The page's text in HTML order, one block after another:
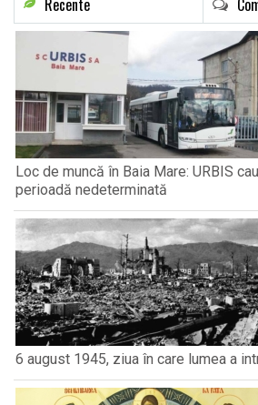
Recente
Loc de muncă în Baia Mare: URBIS
perioadă nedeterminată
6 august 1945, ziua în care lumea a